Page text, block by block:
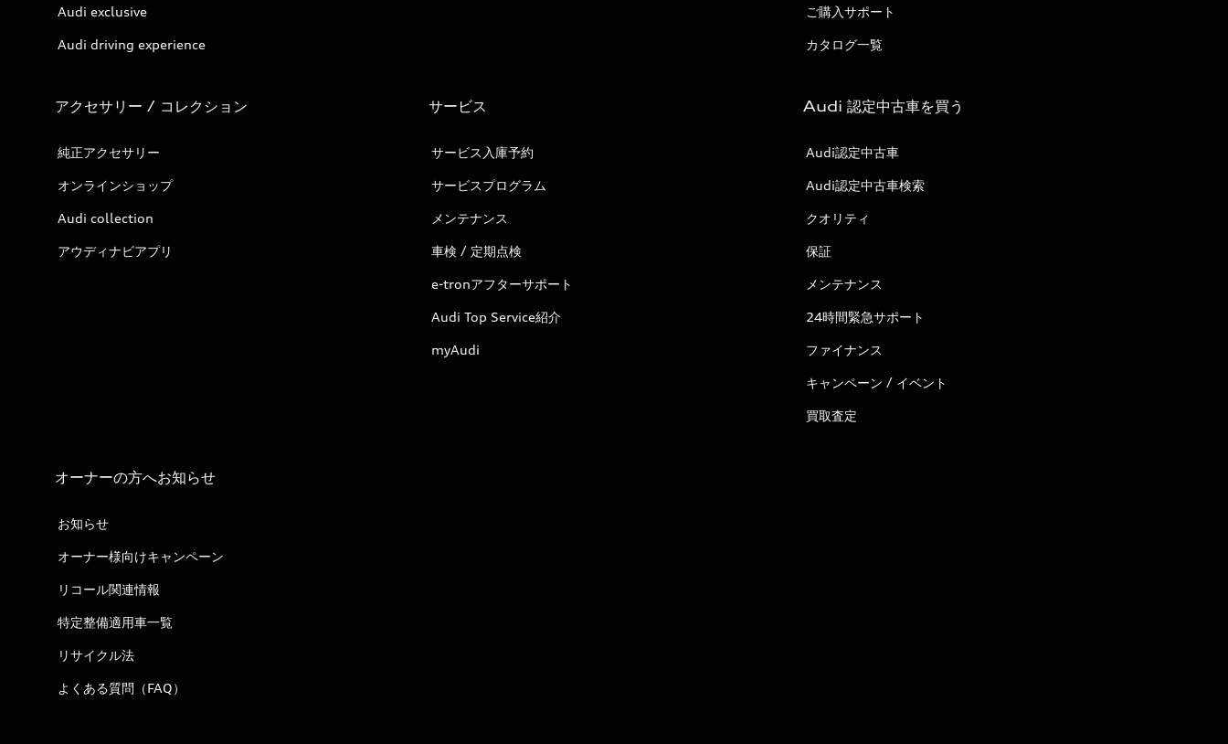
Audi exclusive
Audi driving experience
ご購入サポート
カタログ一覧
アクセサリー / コレクション
純正アクセサリー
オンラインショップ
Audi collection
アウディナビアプリ
サービス
サービス入庫予約
サービスプログラム
メンテナンス
車検 / 定期点検
e-tronアフターサポート
Audi Top Service紹介
myAudi
Audi 認定中古車を買う
Audi認定中古車
Audi認定中古車検索
クオリティ
保証
メンテナンス
24時間緊急サポート
ファイナンス
キャンペーン / イベント
買取査定
オーナーの方へお知らせ
お知らせ
オーナー様向けキャンペーン
リコール関連情報
特定整備適用車一覧
リサイクル法
よくある質問（FAQ）